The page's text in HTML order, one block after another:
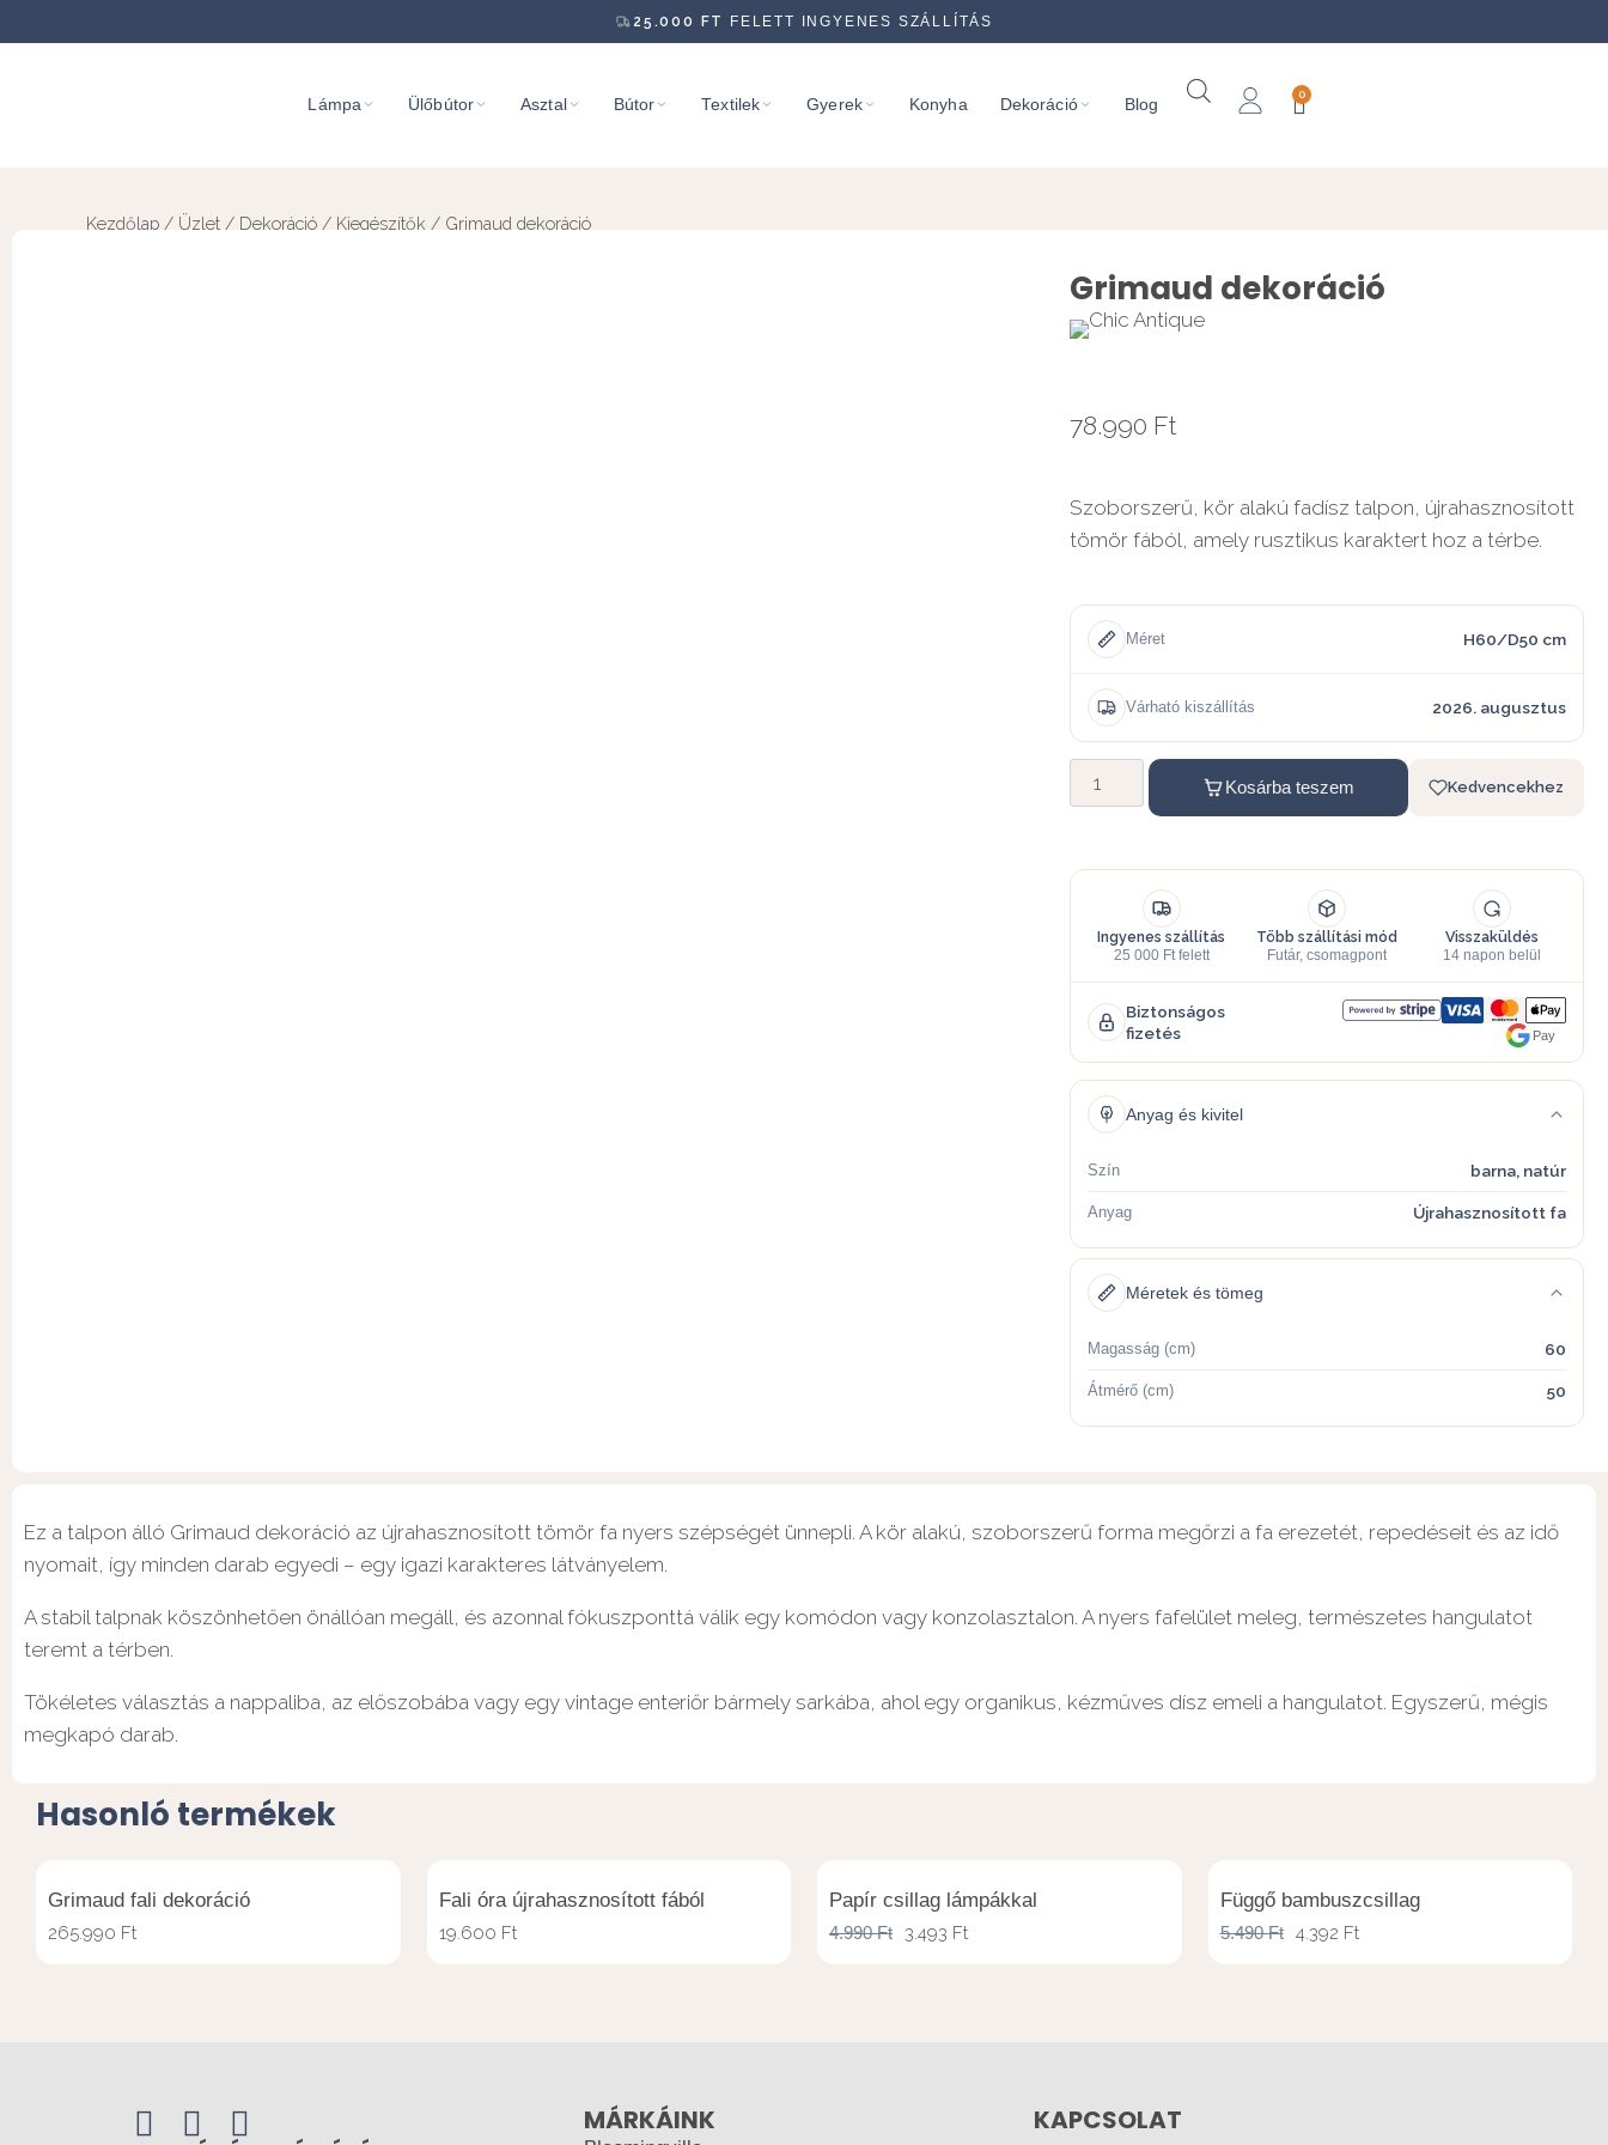
25.000 FT FELETT INGYENES SZÁLLÍTÁS
Lámpa Ülőbútor Asztal Bútor Textilek Gyerek Konyha Dekoráció Blog
0
Kezdőlap / Üzlet / Dekoráció / Kiegészítők / Grimaud dekoráció
Grimaud dekoráció
78.990 Ft
Szoborszerű, kör alakú fadísz talpon, újrahasznosított
tömör fából, amely rusztikus karaktert hoz a térbe.
Méret H60/D50 cm
Várható kiszállítás 2026. augusztus
Kosárba teszem Kedvencekhez
Ingyenes szállítás
25 000 Ft felett
Több szállítási mód
Futár, csomagpont
Visszaküldés
14 napon belül
Biztonságos
fizetés
Pay
Anyag és kivitel
Szín barna, natúr
Anyag Újrahasznosított fa
Méretek és tömeg
Magasság (cm) 60
Átmérő (cm) 50
Ez a talpon álló Grimaud dekoráció az újrahasznosított tömör fa nyers szépségét ünnepli. A kör alakú, szoborszerű forma megőrzi a fa erezetét, repedéseit és az idő
nyomait, így minden darab egyedi – egy igazi karakteres látványelem.
A stabil talpnak köszönhetően önállóan megáll, és azonnal fókuszponttá válik egy komódon vagy konzolasztalon. A nyers fafelület meleg, természetes hangulatot
teremt a térben.
Tökéletes választás a nappaliba, az előszobába vagy egy vintage enteriőr bármely sarkába, ahol egy organikus, kézműves dísz emeli a hangulatot. Egyszerű, mégis
megkapó darab.
Hasonló termékek
Grimaud fali dekoráció
265.990 Ft
Fali óra újrahasznosított fából
19.600 Ft
Papír csillag lámpákkal
4.990Ft 3.493 Ft
Függő bambuszcsillag
5.490Ft 4.392 Ft
MÁRKÁINK KAPCSOLAT